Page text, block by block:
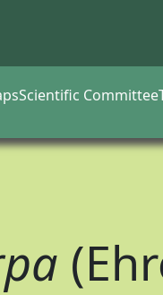
Scientific Committee